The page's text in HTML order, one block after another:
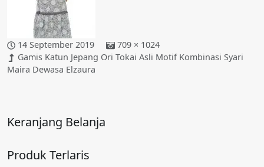
14 September 2019
709 × 1024
Gamis Katun Jepang Ori Tokai Asli Motif Kombinasi Syari
Maira Dewasa Elzaura
Keranjang Belanja
Produk Terlaris